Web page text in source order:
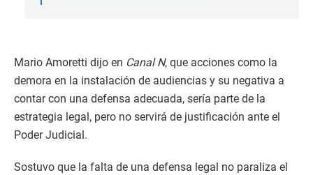
Mario Amoretti dijo en Canal N, que acciones como la
demora en la instalación de audiencias y su negativa a
contar con una defensa adecuada, sería parte de la
estrategia legal, pero no servirá de justificación ante el
Poder Judicial.
Sostuvo que la falta de una defensa legal no paraliza el